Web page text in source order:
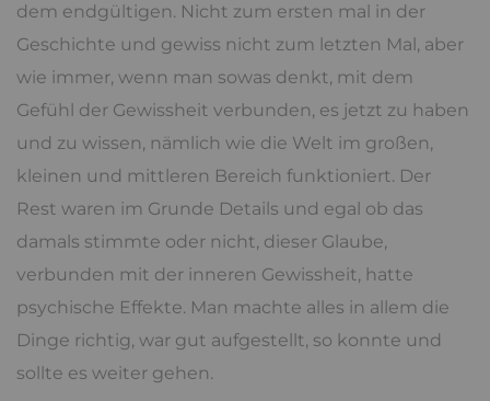
dem endgültigen. Nicht zum ersten mal in der
Geschichte und gewiss nicht zum letzten Mal, aber
wie immer, wenn man sowas denkt, mit dem
Gefühl der Gewissheit verbunden, es jetzt zu haben
und zu wissen, nämlich wie die Welt im großen,
kleinen und mittleren Bereich funktioniert. Der
Rest waren im Grunde Details und egal ob das
damals stimmte oder nicht, dieser Glaube,
verbunden mit der inneren Gewissheit, hatte
psychische Effekte. Man machte alles in allem die
Dinge richtig, war gut aufgestellt, so konnte und
sollte es weiter gehen.